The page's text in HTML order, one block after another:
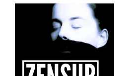
BDSM-